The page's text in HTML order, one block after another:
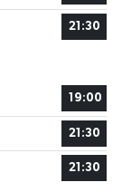
21:30
19:00
21:30
21:30